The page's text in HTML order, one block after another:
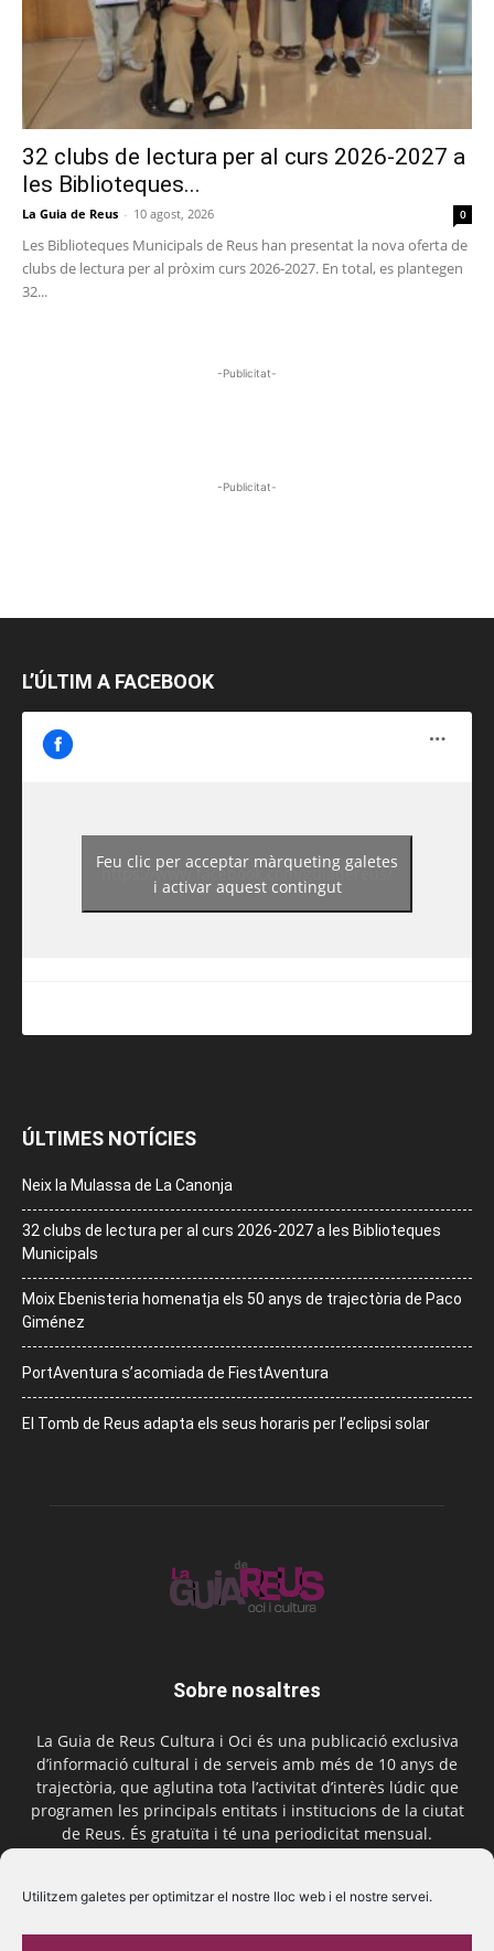
Utilitzem galetes per optimitzar el nostre lloc web i el nostre servei.
32 clubs de lectura per al curs 2026-2027 a
les Biblioteques...
La Guia de Reus - 10 agost, 2026 0
Les Biblioteques Municipals de Reus han presentat la nova oferta de
clubs de lectura per al pròxim curs 2026-2027. En total, es plantegen
32...
-Publicitat-
-Publicitat-
L’ÚLTIM A FACEBOOK
https://www.facebook.com/guiadereus/
Feu clic per acceptar màrqueting galetes
i activar aquest contingut
ÚLTIMES NOTÍCIES
Neix la Mulassa de La Canonja
32 clubs de lectura per al curs 2026-2027 a les Biblioteques
Municipals
Moix Ebenisteria homenatja els 50 anys de trajectòria de Paco
Giménez
PortAventura s’acomiada de FiestAventura
El Tomb de Reus adapta els seus horaris per l’eclipsi solar
Sobre nosaltres
La Guia de Reus Cultura i Oci és una publicació exclusiva
d’informació cultural i de serveis amb més de 10 anys de
trajectòria, que aglutina tota l’activitat d’interès lúdic que
programen les principals entitats i institucions de la ciutat
de Reus. És gratuïta i té una periodicitat mensual.